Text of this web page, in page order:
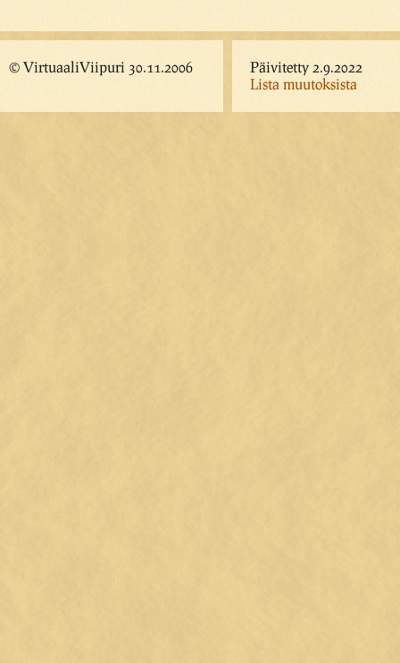
© VirtuaaliViipuri 30.11.2006
Päivitetty 2.9.2022
Lista muutoksista